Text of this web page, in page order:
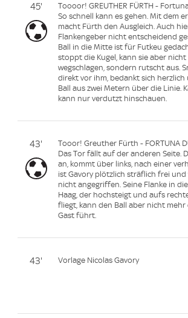
45'
Toooor! GREUTHER FÜRTH -
So schnell kann es gehen. Mit dem
macht Fürth den Ausgleich. Auch
Flankengeber nicht entscheidend
Ball in die Mitte ist für Futkeu
stoppt die Kugel, kann sie aber
wegschlagen, sondern rutscht aus.
direkt vor ihm, bedankt sich
Ball aus zwei Metern über die Linie.
kann nur verdutzt hinschauen.
43'
Tooor! Greuther Fürth - FORTUNA
Das Tor fällt auf der anderen Seite.
an, kommt über links, nach einer
ist Gavory plötzlich sträflich frei
nicht angegriffen. Seine Flanke in
Haag, der hochsteigt und aufs
fliegt, kann den Ball aber nicht mehr
Gast führt.
43' Vorlage Nicolas Gavory